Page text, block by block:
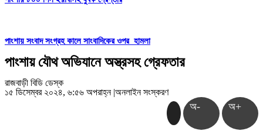
পাংশায় সংবাদ সংগ্রহ কালে সাংবাদিকের ওপর হামলা
পাংশায় যৌথ অভিযানে অস্ত্রসহ গ্রেফতার
রাজবাড়ী বিডি ডেস্ক
১৫ ডিসেম্বর ২০২৪, ৬:৫৬ অপরাহ্ন |অনলাইন সংস্করণ
অ- অ+